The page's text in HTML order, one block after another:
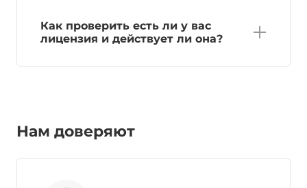
Как проверить есть ли у вас
лицензия и действует ли она?
Нам доверяют